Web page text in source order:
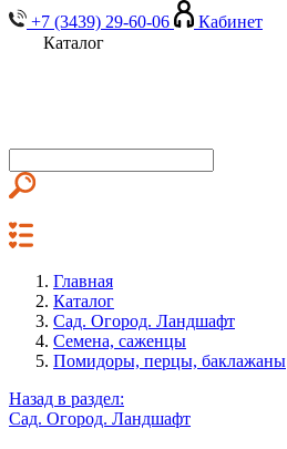
+7 (3439) 29-60-06
Кабинет
Каталог
Главная
Каталог
Сад. Огород. Ландшафт
Семена, саженцы
Помидоры, перцы, баклажаны
Назад в раздел:
Сад. Огород. Ландшафт